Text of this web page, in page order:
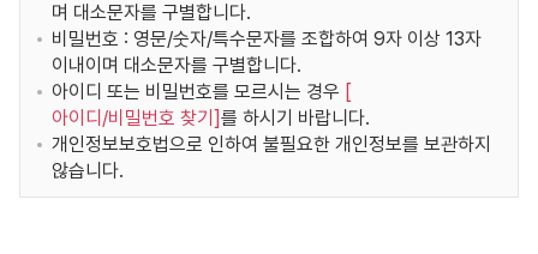
며 대소문자를 구별합니다.
비밀번호 : 영문/숫자/특수문자를 조합하여 9자 이상 13자
이내이며 대소문자를 구별합니다.
아이디 또는 비밀번호를 모르시는 경우 [
아이디/비밀번호 찾기 ]를 하시기 바랍니다.
개인정보보호법으로 인하여 불필요한 개인정보를 보관하지
않습니다.